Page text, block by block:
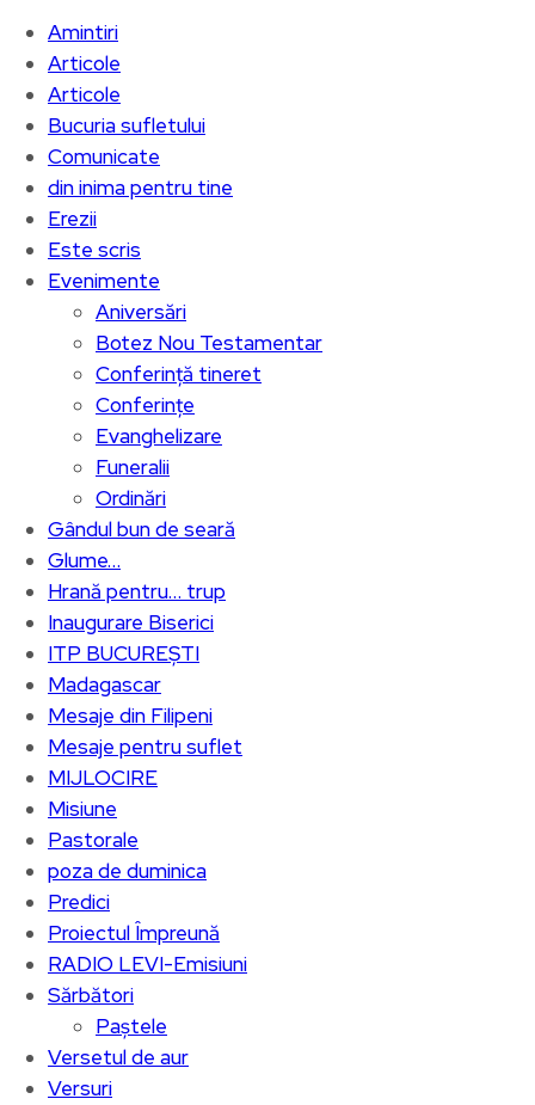
Amintiri
Articole
Articole
Bucuria sufletului
Comunicate
din inima pentru tine
Erezii
Este scris
Evenimente
Aniversări
Botez Nou Testamentar
Conferință tineret
Conferințe
Evanghelizare
Funeralii
Ordinări
Gândul bun de seară
Glume…
Hrană pentru… trup
Inaugurare Biserici
ITP BUCUREȘTI
Madagascar
Mesaje din Filipeni
Mesaje pentru suflet
MIJLOCIRE
Misiune
Pastorale
poza de duminica
Predici
Proiectul Împreună
RADIO LEVI-Emisiuni
Sărbători
Paștele
Versetul de aur
Versuri